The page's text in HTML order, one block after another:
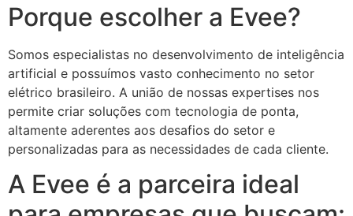
Porque escolher a Evee?
Somos especialistas no desenvolvimento de inteligência
artificial e possuímos vasto conhecimento no setor
elétrico brasileiro. A união de nossas expertises nos
permite criar soluções com tecnologia de ponta,
altamente aderentes aos desafios do setor e
personalizadas para as necessidades de cada cliente.
A Evee é a parceira ideal